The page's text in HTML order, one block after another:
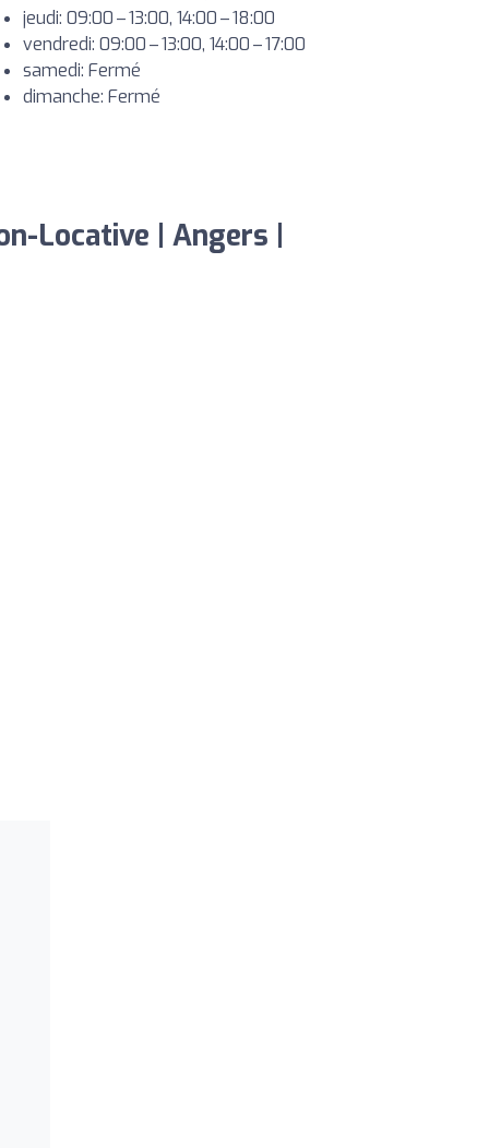
jeudi: 09:00 – 13:00, 14:00 – 18:00
vendredi: 09:00 – 13:00, 14:00 – 17:00
samedi: Fermé
dimanche: Fermé
Locative | Angers |